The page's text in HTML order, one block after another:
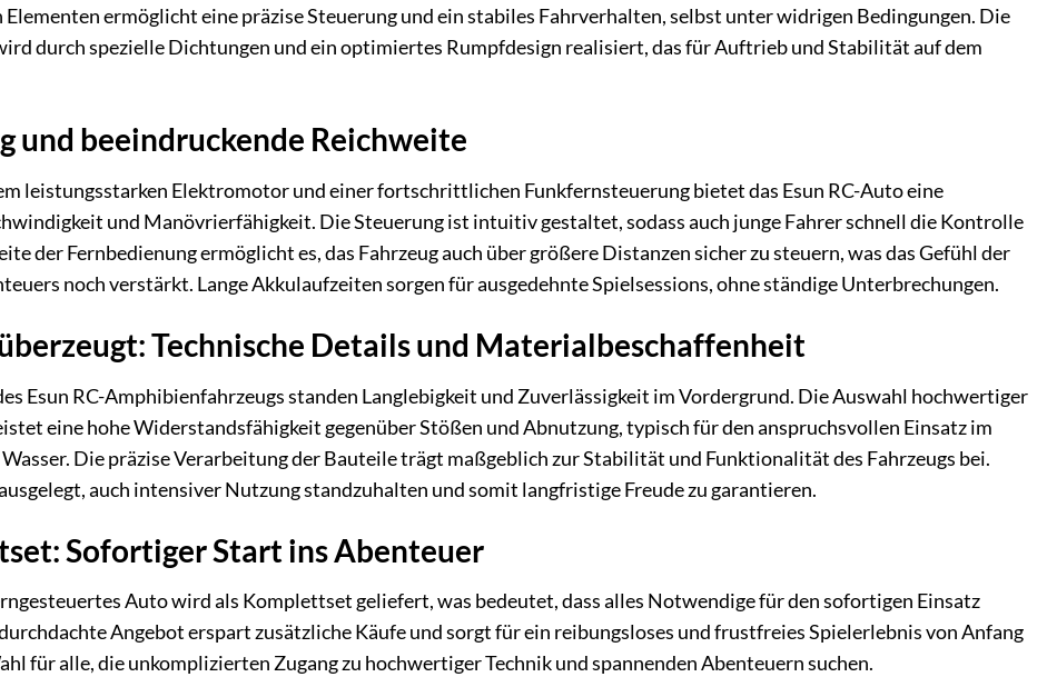
ermöglicht eine präzise Steuerung und ein stabiles Fahrverhalten, selbst unter widrigen Bedingungen. Die
durch spezielle Dichtungen und ein optimiertes Rumpfdesign realisiert, das für Auftrieb und Stabilität auf dem
und beeindruckende Reichweite
leistungsstarken Elektromotor und einer fortschrittlichen Funkfernsteuerung bietet das Esun RC-Auto eine
und Manövrierfähigkeit. Die Steuerung ist intuitiv gestaltet, sodass auch junge Fahrer schnell die Kontrolle
der Fernbedienung ermöglicht es, das Fahrzeug auch über größere Distanzen sicher zu steuern, was das Gefühl der
noch verstärkt. Lange Akkulaufzeiten sorgen für ausgedehnte Spielsessions, ohne ständige Unterbrechungen.
Technische Details und Materialbeschaffenheit
Esun RC-Amphibienfahrzeugs standen Langlebigkeit und Zuverlässigkeit im Vordergrund. Die Auswahl hochwertiger
eine hohe Widerstandsfähigkeit gegenüber Stößen und Abnutzung, typisch für den anspruchsvollen Einsatz im
Die präzise Verarbeitung der Bauteile trägt maßgeblich zur Stabilität und Funktionalität des Fahrzeugs bei.
auch intensiver Nutzung standzuhalten und somit langfristige Freude zu garantieren.
Sofortiger Start ins Abenteuer
Auto wird als Komplettset geliefert, was bedeutet, dass alles Notwendige für den sofortigen Einsatz
Angebot erspart zusätzliche Käufe und sorgt für ein reibungsloses und frustfreies Spielerlebnis von Anfang
für alle, die unkomplizierten Zugang zu hochwertiger Technik und spannenden Abenteuern suchen.